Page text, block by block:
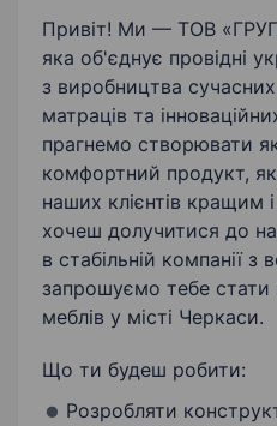
Привіт! Ми — ТОВ
яка об'єднує провідні
з виробництва
матраців та
прагнемо створювати
комфортний продукт,
наших клієнтів кращим
хочеш долучитися до
в стабільній компанії з
запрошуємо тебе
меблів у місті Черкаси.
Що ти будеш робити:
Розробляти